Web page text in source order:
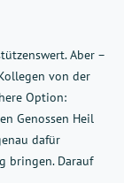
Aber –
von der
Option:
Genossen Heil
dafür
bringen. Darauf